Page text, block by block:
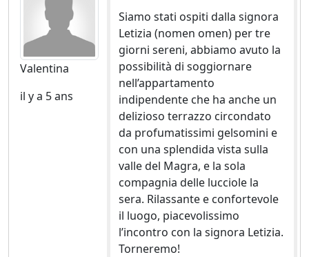
Valentina
il y a 5 ans
Siamo stati ospiti dalla signora
Letizia (nomen omen) per tre
giorni sereni, abbiamo avuto la
possibilità di soggiornare
nell’appartamento
indipendente che ha anche un
delizioso terrazzo circondato
da profumatissimi gelsomini e
con una splendida vista sulla
valle del Magra, e la sola
compagnia delle lucciole la
sera. Rilassante e confortevole
il luogo, piacevolissimo
l’incontro con la signora Letizia.
Torneremo!